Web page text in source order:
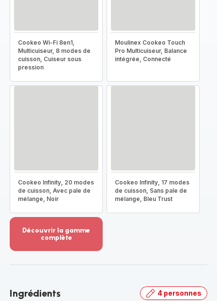
Cookeo Wi-Fi 8en1,
Multicuiseur, 8 modes de
cuisson, Cuiseur sous
pression
Moulinex Cookeo Touch
Pro Multicuiseur, Balance
intégrée, Connecté
Cookeo Infinity, 20 modes
de cuisson, Avec pale de
mélange, Noir
Cookeo Infinity, 17 modes
de cuisson, Sans pale de
mélange, Bleu Trust
Découvrir la gamme
complète
-
gamme
Ingrédients 4 personnes